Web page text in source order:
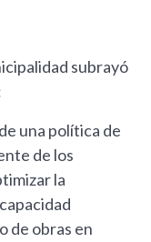
subrayó
una política de
de los
la
de obras en